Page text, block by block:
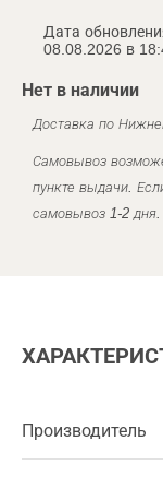
Дата
08.08.2026 в
Нет в наличии
Доставка по
Самовывоз
пункте выдачи.
самовывоз 1-2 дня.
Производитель